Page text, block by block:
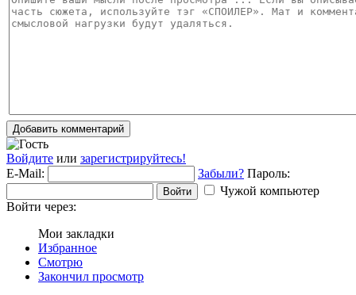
Добавить комментарий
Войдите или зарегистрируйтесь!
E-Mail:
Забыли? Пароль:
Войти
Чужой компьютер
Войти через:
Мои закладки
Избранное
Смотрю
Закончил просмотр